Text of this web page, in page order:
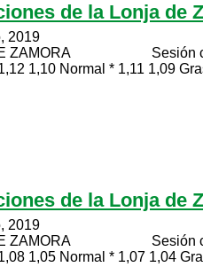
de la Lonja de
2019
ZAMORA Sesión
1,10 Normal * 1,11 1,09
de la Lonja de
2019
ZAMORA Sesión
1,05 Normal * 1,07 1,04